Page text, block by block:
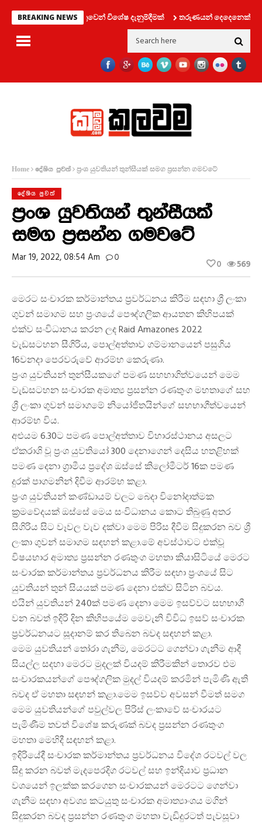
BREAKING NEWS
දෙපාර්තමේන්තුවෙන් විශේෂ දැනුම්දීමක් තරුණයන් දෙදෙනෙක් සමග
Home දේශිය පුවත් ප්‍රංශ යුවතියන් තුන්සීයක් සමග ප්‍රසන්න ගමවටේ
දේශිය පුවත්
ප්‍රංශ යුවතියන් තුන්සීයක්
සමග ප්‍රසන්න ගමවටේ
Mar 19, 2022, 08:54 Am 0 569
0
මෙරට සංචාරක කර්මාන්තය ප්රවර්ධනය කිරීම සඳහා ශ්රී ලංකා
ගුවන් සමාගම සහ ප්රංශයේ පෞද්ගලික ආයතන කිහිපයක්
එක්ව සංවිධානය කරන ලද Raid Amazones 2022
වැඩසටහන සීගිරිය, පොල්අත්තාව ගම්මානයෙන් පසුගිය
16වනදා පෙරවරුවේ ආරම්භ කෙරුණා.
ප්රංශ යුවතියන් තුන්සීයකගේ පමණ සහභාගිත්වයෙන් මෙම
වැඩසටහන සංචාරක අමාත්ය ප්රසන්න රණතුංග මහතාගේ සහ
ශ්රී ලංකා ගුවන් සමාගමේ නියෝජිතයින්ගේ සහභාගීත්වයෙන්
ආරම්භ විය.
අළුයම 6.30ට පමණ පොල්අත්තාව විහාරස්ථානය අසලට
ඒකරාශි වූ ප්රංශ යුවතියෝ 300 දෙනාගෙන් දෙසිය හතළිහක්
පමණ දෙනාග්රාමීය ප්රදේශ ඔස්සේ කිලෝමීටර් 16ක පමණ
දුරක් පාගමනින් දිවීම ආරම්භ කළා.
ප්රංශ යුවතියන් කණ්ඩායම් වලට බෙදා විනෝදාත්මක
ක්රමවේදයක් ඔස්සේ මෙය සංවිධානය කොට තිබුණු අතර
සීගිරිය සිට වෑවල වැව දක්වා මෙම පිරිස දීවීම සිදුකරන බව ශ්
ලංකා ගුවන් සමාගම සඳහන් කළා.මේ අවස්ථාවට එක්වූ
විෂයභාර අමාත්ය ප්රසන්න රණතුංග මහතා කියාසිටියේ මෙරට
සංචාරක කර්මාන්තය ප්රවර්ධනය කිරීම සඳහා ප්රංශයේ සිට
යුවතියන් තුන් සියයක් පමණ දෙනා එක්ව සිටින බවය.
එයින් යුවතියන් 240ක් පමණ දෙනා මෙම ඉසව්වට සහභාගී
වන බවත් ඉදිරි දින කිහිපයේම මෙවැනි විවිධ ඉසව් සංචාරක
ප්රවර්ධනයට සූදානම් කර තිබෙන බවද සඳහන් කළා.
මෙම යුවතියන් තෝරා ගැනීම, මෙරටට ගෙන්වා ගැනීම ආදී
සියල්ල සදහා මෙරට මුදලක් වියදම් කිරීමකින් තොරව එම
සංචාරකයන්ගේ පෞද්ගලික මුදල් වියදම් කරමින් පැමිණි ඇති
බවද ඒ මහතා සඳහන් කළා.මෙම ඉසව්ව අවසන් වීමත් සමග
මෙම යුවතියන්ගේ පවුල්වල පිරිස් ලංකාවේ සංචාරයට
පැමිණීම තවත් විශේෂ කරුණක් බවද ප්රසන්න රණතුංග
මහතා මෙහිදී සඳහන් කළා.
ඉදිරියේදී සංචාරක කර්මාන්තය ප්රවර්ධනය විදේශ රටවල් වල
සිදු කරන බවත් මැදපෙරදිග රටවල් සහ ඉන්දියාව ප්රධාන
වශයෙන් ඉලක්ක කරගෙන සංචාරකයන් මෙරටට ගෙන්වා
ගැනීම සඳහා අවශ්ය කටයුතු සංචාරක අමාත්යාංශය මගින්
සිදුකරන බවද ප්රසන්න රණතුංග මහතා වැඩිදුරටත් පැවසූවා